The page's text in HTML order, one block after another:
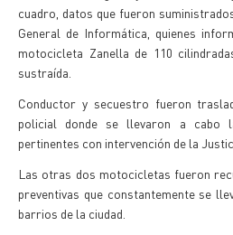
cuadro, datos que fueron
General de Informática, quienes
motocicleta Zanella de 110
sustraída.
Conductor y secuestro fueron
policial donde se llevaron a cabo
pertinentes con intervención de la
Las otras dos motocicletas fueron
preventivas que constantemente se
barrios de la ciudad.